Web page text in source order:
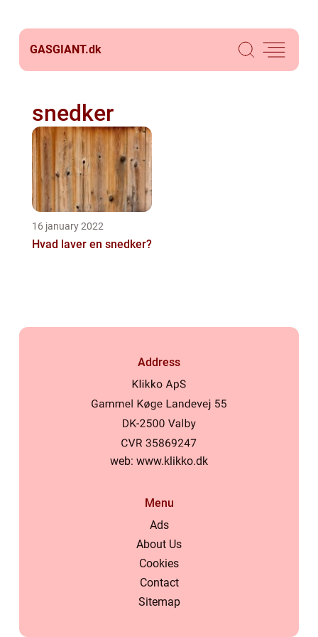
GASGIANT.dk
snedker
16 january 2022
Hvad laver en snedker?
Address
web: www.klikko.dk
Menu
Ads
About Us
Cookies
Contact
Sitemap